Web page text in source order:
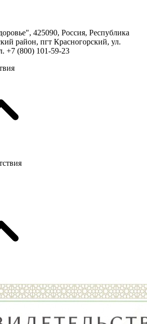
425090, Россия, Республика
район, пгт Красногорский, ул.
+7 (800) 101-59-23